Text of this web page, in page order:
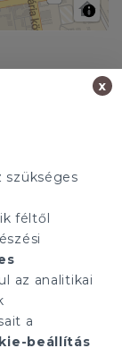
és önállóan
Szolgáltató
szükséges
féltől
az analitikai
a
beállítás
x